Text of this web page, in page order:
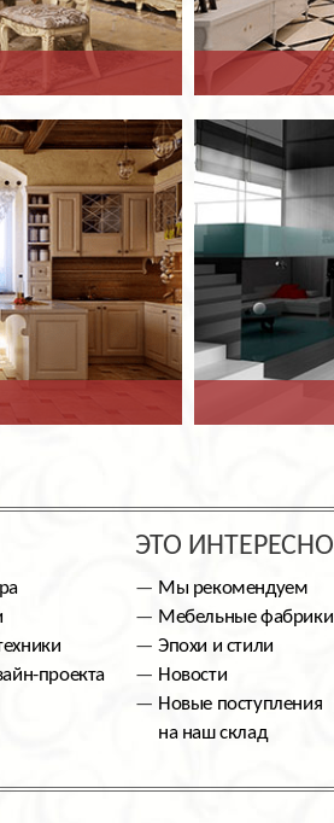
проекта
ЭТО ИНТЕРЕСНО
Мы рекомендуем
Мебельные фабрики
Эпохи и стили
Новости
Новые поступления
на наш склад